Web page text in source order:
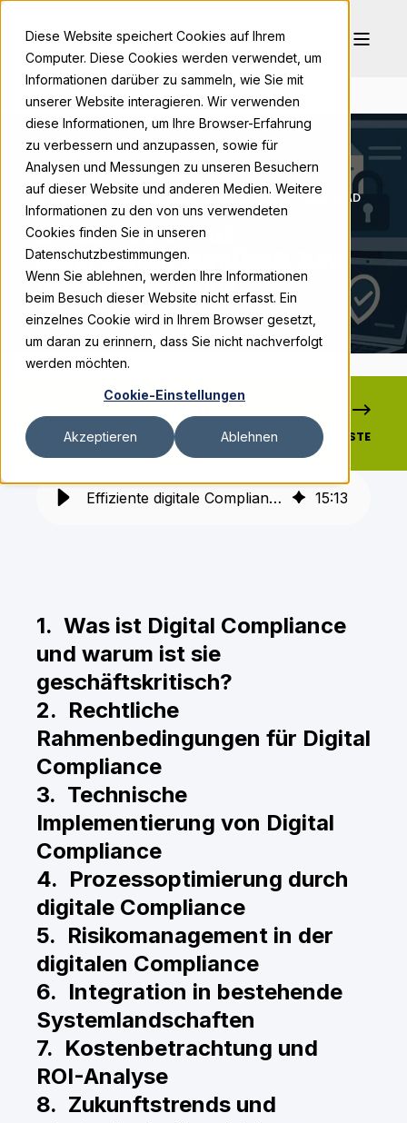
Diese Website speichert Cookies auf Ihrem
Computer. Diese Cookies werden verwendet, um
Informationen darüber zu sammeln, wie Sie mit
unserer Website interagieren. Wir verwenden
diese Informationen, um Ihre Browser-Erfahrung
zu verbessern und anzupassen, sowie für
Analysen und Messungen zu unseren Besuchern
auf dieser Website und anderen Medien. Weitere
Informationen zu den von uns verwendeten
Cookies finden Sie in unseren
Datenschutzbestimmungen.
Wenn Sie ablehnen, werden Ihre Informationen
beim Besuch dieser Website nicht erfasst. Ein
einzelnes Cookie wird in Ihrem Browser gesetzt,
um daran zu erinnern, dass Sie nicht nachverfolgt
werden möchten.
Cookie-Einstellungen
Akzeptieren Ablehnen
BONPAGO SEP 29, 2025, 9:00:02 AM 7 MIN READ
EFFIZIENTE DIGITALE
COMPLIANCE: SCHLÜSSEL ZUM
GESCHÄFTSERFOLG
VORHERIGE NÄCHSTE
Effiziente digitale Compliance: Schlüssel zum Geschäftserfolg 15:13
1. Was ist Digital Compliance
und warum ist sie
geschäftskritisch?
2. Rechtliche
Rahmenbedingungen für Digital
Compliance
3. Technische
Implementierung von Digital
Compliance
4. Prozessoptimierung durch
digitale Compliance
5. Risikomanagement in der
digitalen Compliance
6. Integration in bestehende
Systemlandschaften
7. Kostenbetrachtung und
ROI-Analyse
8. Zukunftstrends und